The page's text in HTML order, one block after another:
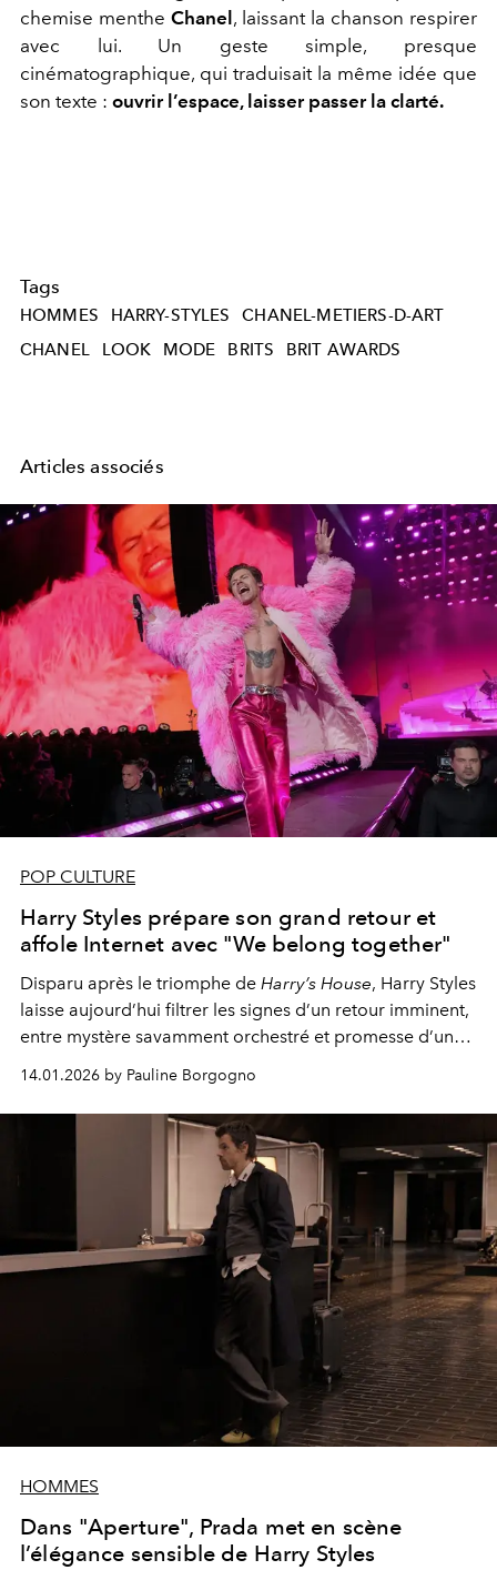
chemise menthe Chanel, laissant la chanson respirer
avec lui. Un geste simple, presque
cinématographique, qui traduisait la même idée que
son texte : ouvrir l’espace, laisser passer la clarté.
Tags
HOMMES HARRY-STYLES
CHANEL-METIERS-D-ART
CHANEL
LOOK MODE BRITS BRIT AWARDS
Articles associés
POP CULTURE
Harry Styles prépare son grand retour et
affole Internet avec "We belong together"
Disparu après le triomphe de Harry’s House, Harry Styles
laisse aujourd’hui filtrer les signes d’un retour imminent,
entre mystère savamment orchestré et promesse d’un
nouveau chapitre musical en 2026.
14.01.2026 by Pauline Borgogno
HOMMES
Dans "Aperture", Prada met en scène
l’élégance sensible de Harry Styles